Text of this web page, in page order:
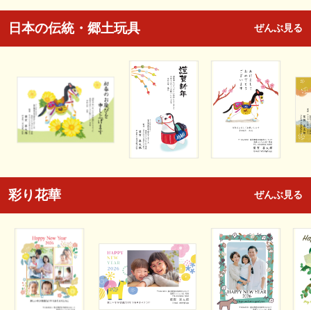
日本の伝統・郷土玩具 ぜんぶ見る
彩り花華 ぜんぶ見る